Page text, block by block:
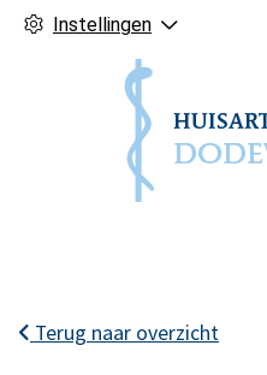
Instellingen
Terug naar overzicht